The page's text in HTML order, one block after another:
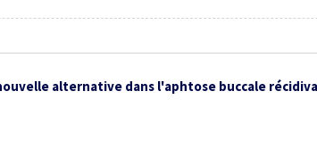
alternative dans l'aphtose buccale